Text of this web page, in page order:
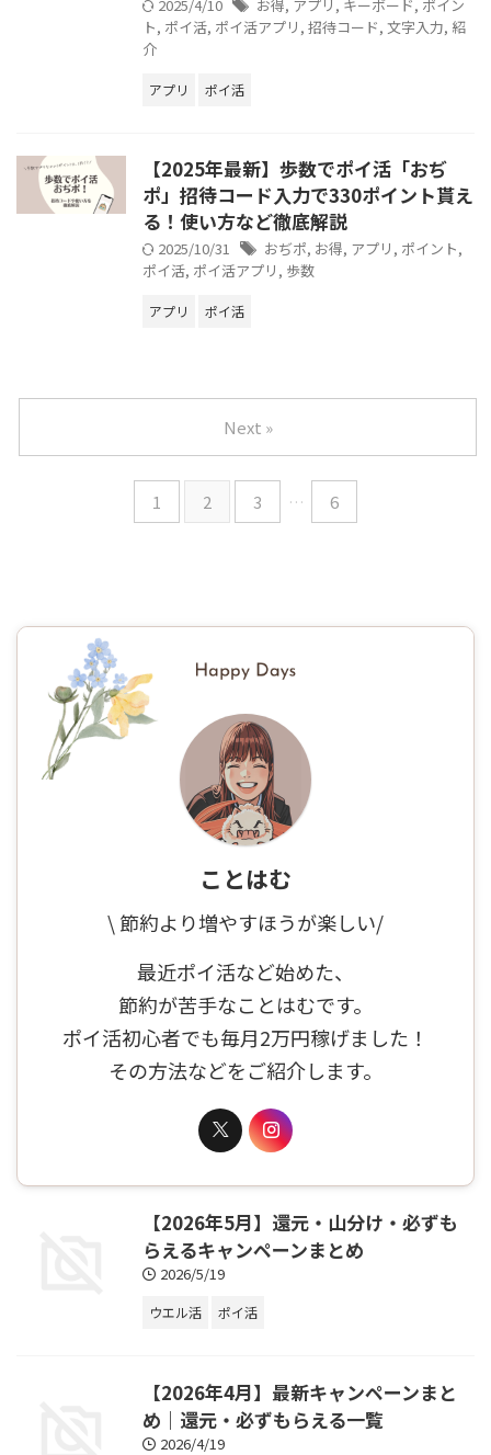
2025/4/10 お得, アプリ , キーボード, ポイン
ト, ポイ活, ポイ活アプリ , 招待コード, 文字入力, 紹
介
アプリ ポイ活
【2025年最新】歩数でポイ活「おぢ
ポ」招待コード入力で330ポイント貰え
る！使い方など徹底解説
2025/10/31 おぢポ, お得, アプリ , ポイント,
ポイ活, ポイ活アプリ , 歩数
アプリ ポイ活
1 2 3 … 6
Next »
ことはむ
\ 節約より増やすほうが楽しい/
最近ポイ活など始めた、
節約が苦手なことはむです。
ポイ活初心者でも毎月2万円稼げました！
その方法などをご紹介します。
【2026年5月】還元・山分け・必ずも
らえるキャンペーンまとめ
2026/5/19
ウエル活 ポイ活
【2026年4月】最新キャンペーンまと
め｜還元・必ずもらえる一覧
2026/4/19